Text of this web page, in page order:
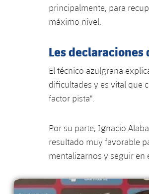
principalmente, para
máximo nivel.
Les
El técnico azulgrana
dificultades y es vital que
factor pista".
Por su parte, Ignacio
resultado muy favorable
mentalizarnos y seguir en